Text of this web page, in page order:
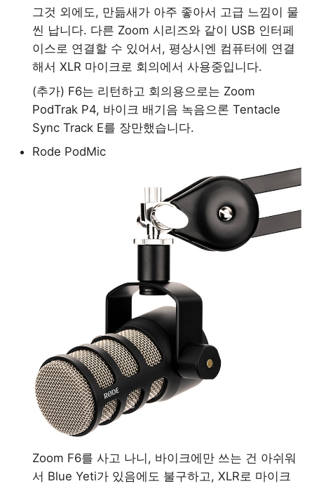
그것 외에도, 만듦새가 아주 좋아서 고급 느낌이 물
씬 납니다. 다른 Zoom 시리즈와 같이 USB 인터페
이스로 연결할 수 있어서, 평상시엔 컴퓨터에 연결
해서 XLR 마이크로 회의에서 사용중입니다.
(추가) F6는 리턴하고 회의용으로는 Zoom
PodTrak P4, 바이크 배기음 녹음으론 Tentacle
Sync Track E를 장만했습니다.
Rode PodMic
Zoom F6를 사고 나니, 바이크에만 쓰는 건 아쉬워
서 Blue Yeti가 있음에도 불구하고, XLR로 마이크